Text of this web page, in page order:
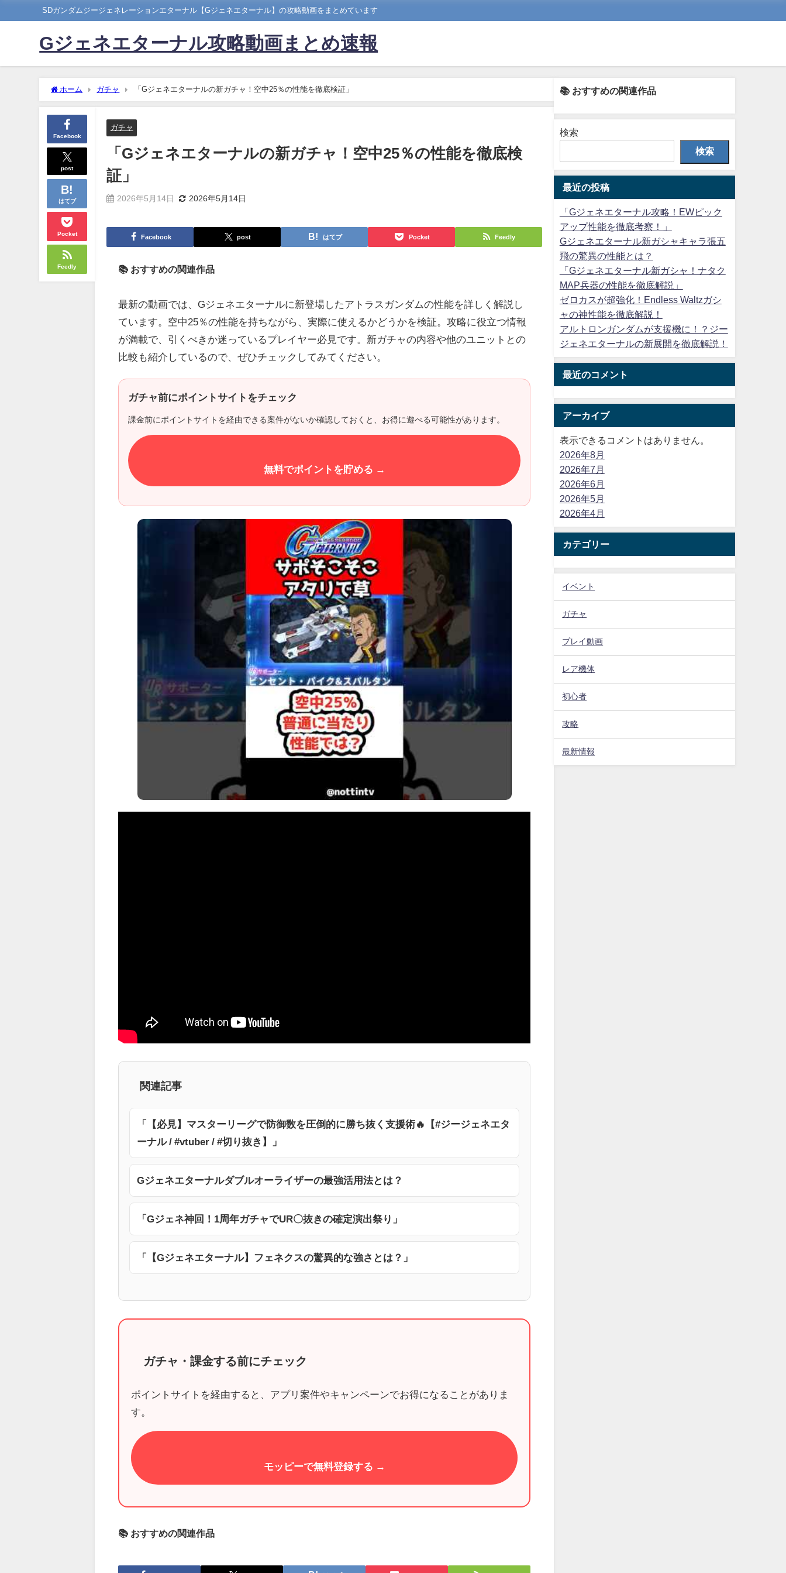
SDガンダムジージェネレーションエターナル【Gジェネエターナル】の攻略動画をまとめています
Gジェネエターナル攻略動画まとめ速報
ホーム ガチャ 「Gジェネエターナルの新ガチャ！空中25％の性能を徹底検証」
Facebook
post
はてブ
Pocket
Feedly
ガチャ
「Gジェネエターナルの新ガチャ！空中25％の性能を徹底検
証」
2026年5月14日 2026年5月14日
Facebook post はてブ Pocket Feedly
📚 おすすめの関連作品
最新の動画では、Gジェネエターナルに新登場したアトラスガンダムの性能を詳しく解説し
ています。空中25％の性能を持ちながら、実際に使えるかどうかを検証。攻略に役立つ情報
が満載で、引くべきか迷っているプレイヤー必見です。新ガチャの内容や他のユニットとの
比較も紹介しているので、ぜひチェックしてみてください。
ガチャ前にポイントサイトをチェック
課金前にポイントサイトを経由できる案件がないか確認しておくと、お得に遊べる可能性があります。
無料でポイントを貯める →
関連記事
「【必見】マスターリーグで防御数を圧倒的に勝ち抜く支援術🔥【#ジージェネエタ
ーナル / #vtuber / #切り抜き】」
Gジェネエターナルダブルオーライザーの最強活用法とは？
「Gジェネ神回！1周年ガチャでUR〇抜きの確定演出祭り」
「【Gジェネエターナル】フェネクスの驚異的な強さとは？」
ガチャ・課金する前にチェック
ポイントサイトを経由すると、アプリ案件やキャンペーンでお得になることがありま
す。
モッピーで無料登録する →
📚 おすすめの関連作品
📚 おすすめの関連作品
検索
検索
最近の投稿
「Gジェネエターナル攻略！EWピック
アップ性能を徹底考察！」
Gジェネエターナル新ガシャキャラ張五
飛の驚異の性能とは？
「Gジェネエターナル新ガシャ！ナタク
MAP兵器の性能を徹底解説」
ゼロカスが超強化！Endless Waltzガシ
ャの神性能を徹底解説！
アルトロンガンダムが支援機に！？ジー
ジェネエターナルの新展開を徹底解説！
最近のコメント
アーカイブ
表示できるコメントはありません。
2026年8月
2026年7月
2026年6月
2026年5月
2026年4月
カテゴリー
イベント
ガチャ
プレイ動画
レア機体
初心者
攻略
最新情報